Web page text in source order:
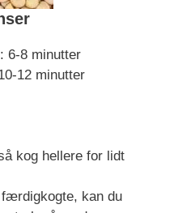
6-8 minutter
12 minutter
kog hellere for lidt
kan du